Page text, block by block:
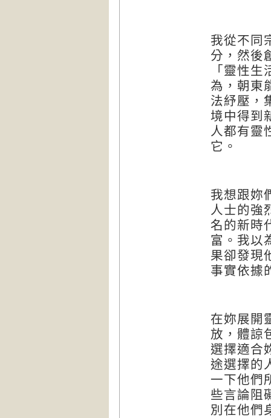
我從不同
分，然後
「靈性
為，朝東
法紓壓，
境中得到
人都有靈
它。
我想跟妳
人士的強
名的新時
富。我以
果卻發現
事實依據
在妳展開
放，體諒
選擇適合
途選擇的
一下他們
些言論阻
別在他們